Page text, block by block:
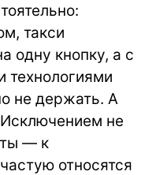
такси
одну кнопку, а с
технологиями
не держать. А
не
— к
относятся